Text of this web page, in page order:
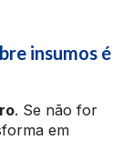
insumos é
. Se não for
em